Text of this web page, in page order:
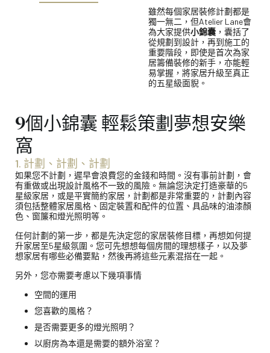
雖然每個家居裝修計劃都是
獨一無二，但Atelier Lane會
為大家提供小錦囊 ，囊括了
從規劃到設計，再到施工的
重要階段，即使是首次為家
居籌備裝修的新手，亦能輕
易掌握，將家居升級至真正
的五星級面貎。
9個小錦囊 輕鬆策劃夢想安樂
窩
1. 計劃、計劃、計劃
如果您不計劃，遲早會浪費您的金錢和時間。沒有事前計劃，會
有重做或出現設計風格不一致的風險。無論您決定打造豪華的5
星級家居，或是平實簡約家居，計劃都是非常重要的，計劃內容
須包括整體家居風格、固定裝置和配件的位置、具品味的油漆顏
色、窗簾和燈光照明等。
任何計劃的第一步，都是先決定您的家居裝修目標，再想如何提
升家居至5星級氛圍。您可先想想每個房間的理想樣子，以及夢
想家居有哪些必備要點，然後再將這些元素混搭在一起。
另外，您亦需要考慮以下幾項事情
空間的運用
您喜歡的風格？
是否需要更多的燈光照明？
以廚房為本還是需要的額外浴室？